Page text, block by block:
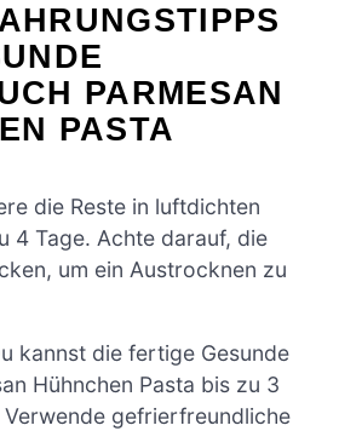
PARMESAN
PASTA
die Reste in luftdichten
4 Tage. Achte darauf, die
um ein Austrocknen zu
kannst die fertige Gesunde
Hühnchen Pasta bis zu 3
gefrierfreundliche